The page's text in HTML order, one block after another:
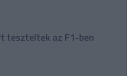
teszteltek az F1-ben